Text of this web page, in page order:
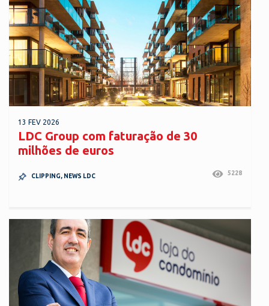
13 FEV 2026
LDC Group com faturação de 30
milhões de euros
CLIPPING, NEWS LDC 5228